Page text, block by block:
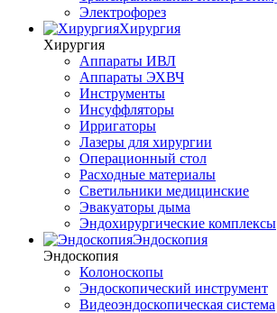
Электрофорез
Хирургия
Хирургия
Аппараты ИВЛ
Аппараты ЭХВЧ
Инструменты
Инсуффляторы
Ирригаторы
Лазеры для хирургии
Операционный стол
Расходные материалы
Светильники медицинские
Эвакуаторы дыма
Эндохирургические комплексы
Эндоскопия
Эндоскопия
Колоноскопы
Эндоскопический инструмент
Видеоэндоскопическая система